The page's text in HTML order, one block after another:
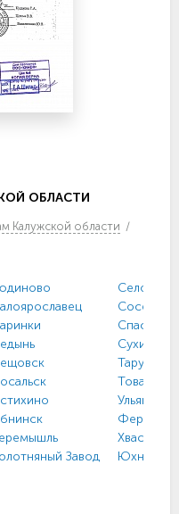
ОБЛАСТИ
Калужской области /
Завод
Село
Спас-
Сухиничи
Таруса
Ульяново
Юхнов